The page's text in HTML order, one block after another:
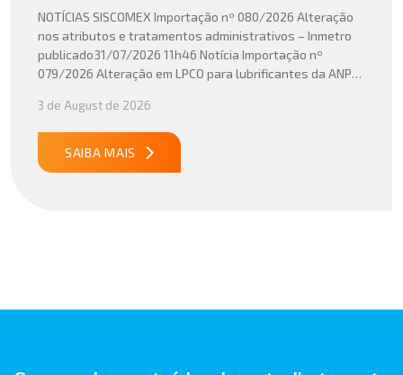
NOTÍCIAS SISCOMEX Importação nº 080/2026 Alteração
nos atributos e tratamentos administrativos – Inmetro
publicado31/07/2026 11h46 Notícia Importação nº
079/2026 Alteração em LPCO para lubrificantes da ANP
078/2026 Atualização do cálculo do Imposto de
Importação no Acordo Mercosul – União Europeia
publicado29/07/2026 18h47 Notícia PUBLICADO DOU
31/07/26 ATO CONJUNTO RFB/CGIBS Nº […]
3 de August de 2026
SAIBA MAIS